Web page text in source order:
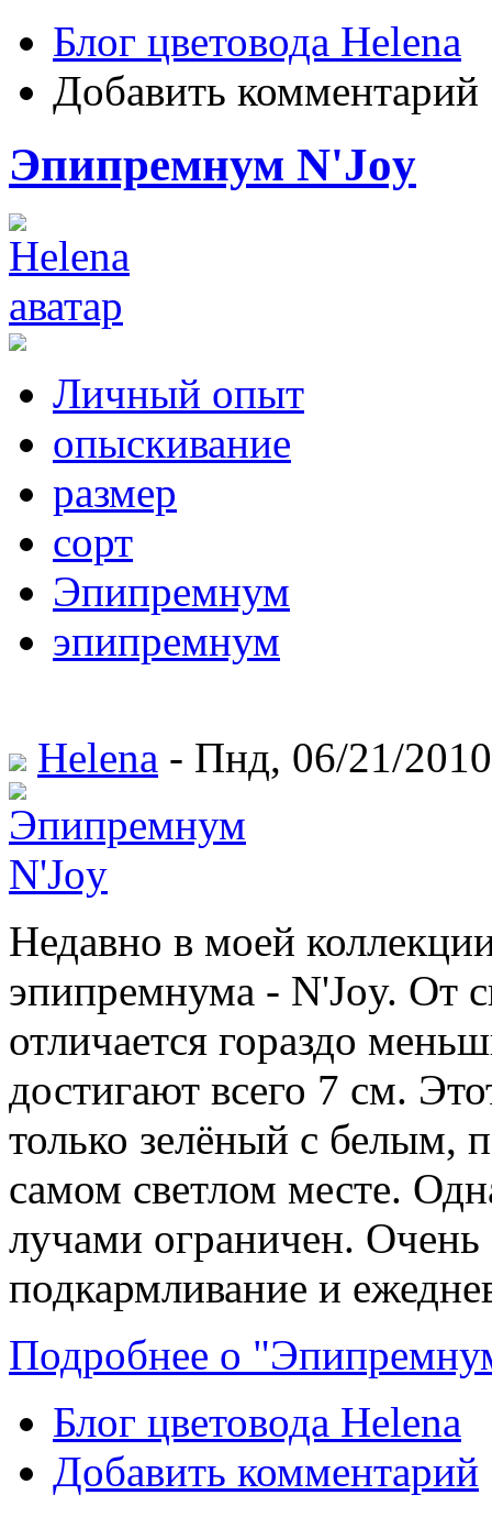
Блог цветовода Helena
Добавить комментарий
Эпипремнум N'Joy
Личный опыт
опыскивание
размер
сорт
Эпипремнум
эпипремнум
Helena - Пнд, 06/21/
Недавно в моей
эпипремнума - N'Joy. От
отличается гораздо
достигают всего 7 см.
только зелёный с белым,
самом светлом месте.
лучами ограничен. Очень
подкармливание и
Подробнее о
Блог цветовода Helena
Добавить комментарий